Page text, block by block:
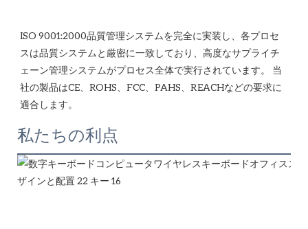
ISO 9001:2000品質管理システムを完全に実装し、各プロセ
スは品質システムと厳密に一致しており、高度なサプライチ
ェーン管理システムがプロセス全体で実行されています。 当
社の製品はCE、ROHS、FCC、PAHS、REACHなどの要求に
私たちの利点